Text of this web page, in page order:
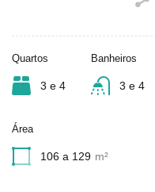
Quartos
3 e 4
Banheiros
3 e 4
Área
106 a 129 m²